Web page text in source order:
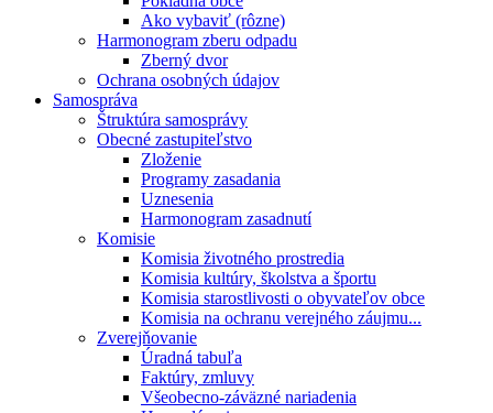
Ako vybaviť (rôzne)
Harmonogram zberu odpadu
Zberný dvor
Ochrana osobných údajov
Samospráva
Štruktúra samosprávy
Obecné zastupiteľstvo
Zloženie
Programy zasadania
Uznesenia
Harmonogram zasadnutí
Komisie
Komisia životného prostredia
Komisia kultúry, školstva a športu
Komisia starostlivosti o obyvateľov obce
Komisia na ochranu verejného záujmu...
Zverejňovanie
Úradná tabuľa
Faktúry, zmluvy
Všeobecno-záväzné nariadenia